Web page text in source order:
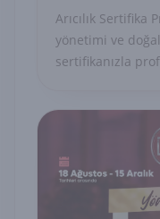
Arıcılık Sertifika
yönetimi ve
sertifikanızla